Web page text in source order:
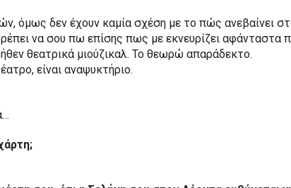
όμως δεν έχουν καμία σχέση με το πώς ανεβαίνει
να σου πω επίσης πως με εκνευρίζει αφάνταστα
θεατρικά μιούζικαλ. Το θεωρώ απαράδεκτο.
είναι αναψυκτήριο.